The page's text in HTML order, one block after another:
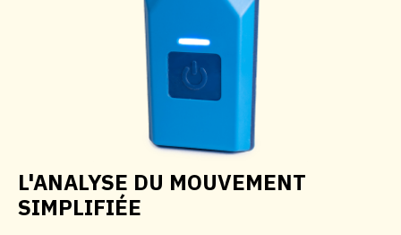
L'ANALYSE DU MOUVEMENT
SIMPLIFIÉE